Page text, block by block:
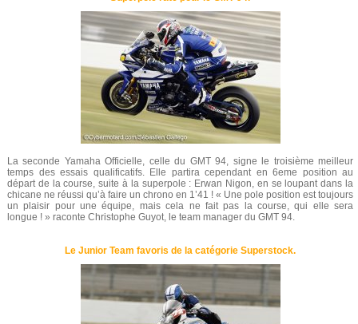
La seconde Yamaha Officielle, celle du GMT 94, signe le troisième meilleur
temps des essais qualificatifs. Elle partira cependant en 6eme position au
départ de la course, suite à la superpole : Erwan Nigon, en se loupant dans la
chicane ne réussi qu’à faire un chrono en 1’41 ! « Une pole position est toujours
un plaisir pour une équipe, mais cela ne fait pas la course, qui elle sera
longue ! » raconte Christophe Guyot, le team manager du GMT 94.
Le Junior Team favoris de la catégorie Superstock.